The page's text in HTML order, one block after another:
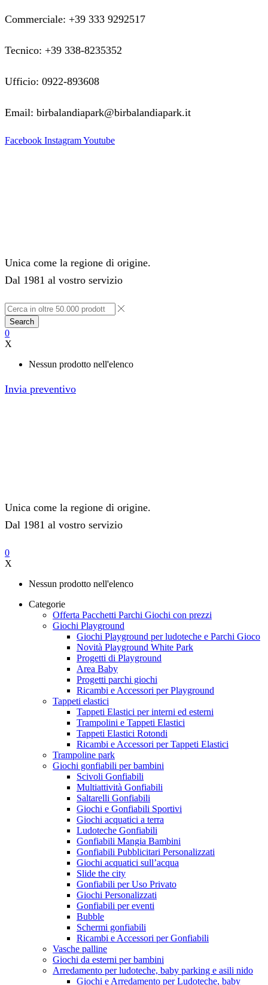
Commerciale: +39 333 9292517
Tecnico: +39 338-8235352
Ufficio: 0922-893608
Email: birbalandiapark@birbalandiapark.it
Facebook InstagramYoutube
Unica come la regione di origine.
Dal 1981 al vostro servizio
Search
0
X
Nessun prodotto nell'elenco
Invia preventivo
Unica come la regione di origine.
Dal 1981 al vostro servizio
0
X
Nessun prodotto nell'elenco
Categorie
Offerta Pacchetti Parchi Giochi con prezzi
Giochi Playground
Giochi Playground per ludoteche e Parchi Gioco
Novità Playground White Park
Progetti di Playground
Area Baby
Progetti parchi giochi
Ricambi e Accessori per Playground
Tappeti elastici
Tappeti Elastici per interni ed esterni
Trampolini e Tappeti Elastici
Tappeti Elastici Rotondi
Ricambi e Accessori per Tappeti Elastici
Trampoline park
Giochi gonfiabili per bambini
Scivoli Gonfiabili
Multiattività Gonfiabili
Saltarelli Gonfiabili
Giochi e Gonfiabili Sportivi
Giochi acquatici a terra
Ludoteche Gonfiabili
Gonfiabili Mangia Bambini
Gonfiabili Pubblicitari Personalizzati
Giochi acquatici sull’acqua
Slide the city
Gonfiabili per Uso Privato
Giochi Personalizzati
Gonfiabili per eventi
Bubble
Schermi gonfiabili
Ricambi e Accessori per Gonfiabili
Vasche palline
Giochi da esterni per bambini
Arredamento per ludoteche, baby parking e asili nido
Giochi e Arredamento per Ludoteche, baby